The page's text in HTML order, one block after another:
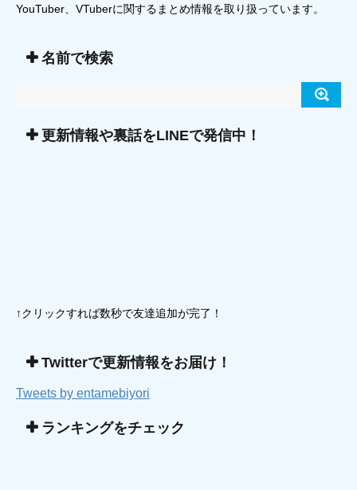
YouTuber、VTuberに関するまとめ情報を取り扱っています。
名前で検索
更新情報や裏話をLINEで発信中！
↑クリックすれば数秒で友達追加が完了！
Twitterで更新情報をお届け！
Tweets by entamebiyori
ランキングをチェック